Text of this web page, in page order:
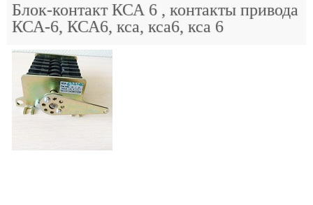
Блок-контакт КСА 6 , контакты привода
КСА-6, КСА6, кса, кса6, кса 6